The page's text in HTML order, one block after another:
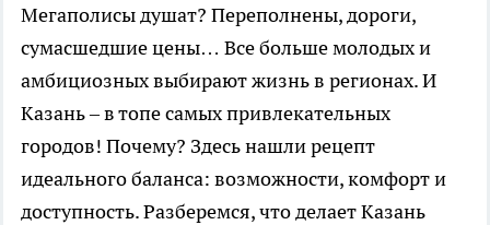
Мегаполисы душат? Переполнены, дороги,
сумасшедшие цены… Все больше молодых и
амбициозных выбирают жизнь в регионах. И
Казань – в топе самых привлекательных
городов! Почему? Здесь нашли рецепт
идеального баланса: возможности, комфорт и
доступность. Разберемся, что делает Казань